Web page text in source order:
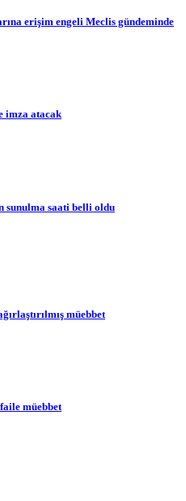
erişim engeli Meclis gündeminde
imza atacak
sunulma saati belli oldu
müebbet
müebbet